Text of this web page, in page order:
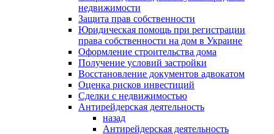
недвижимости
Защита прав собственности
Юридическая помощь при регистрации
права собственности на дом в Украине
Оформление строительства дома
Получение условий застройки
Восстановление документов адвокатом
Оценка рисков инвестиций
Сделки с недвижимостью
Антирейдерская деятельность
назад
Антирейдерская деятельность